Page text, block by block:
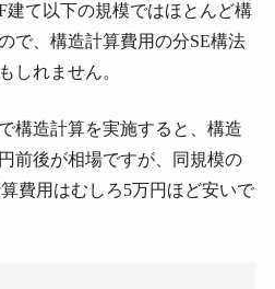
建て以下の規模ではほとんど構
で、構造計算費用の分SE構法
しれません。
構造計算を実施すると、構造
前後が相場ですが、同規模の
費用はむしろ5万円ほど安いで